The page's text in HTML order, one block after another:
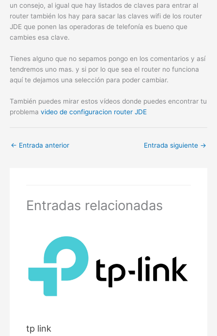
un consejo, al igual que hay listados de claves para entrar al
router también los hay para sacar las claves wifi de los router
JDE que ponen las operadoras de telefonía es bueno que
cambies esa clave.
Tienes alguno que no sepamos pongo en los comentarios y así
tendremos uno mas. y si por lo que sea el router no funciona
aquí te dejamos una selección para poder cambiar.
También puedes mirar estos vídeos donde puedes encontrar tu
problema video de configuracion router JDE
← Entrada anterior Entrada siguiente →
Entradas relacionadas
tp link